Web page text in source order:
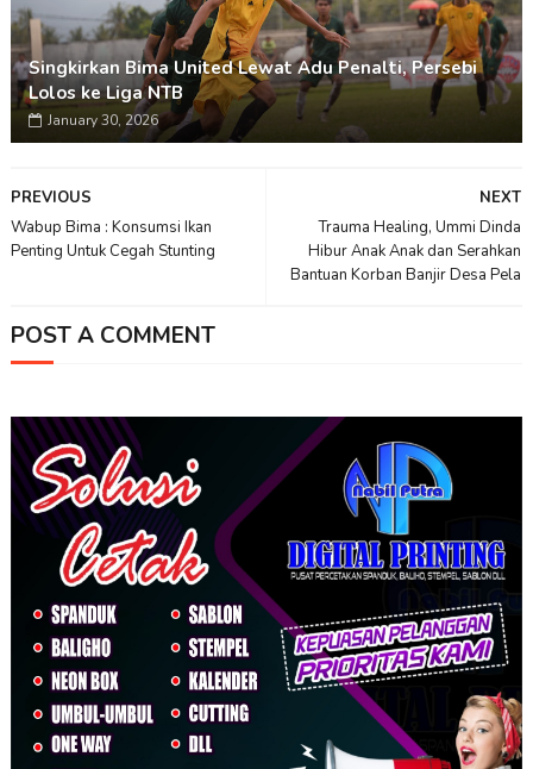
Singkirkan Bima United Lewat Adu Penalti, Persebi
Lolos ke Liga NTB
January 30, 2026
NEXT
Trauma Healing, Ummi Dinda
Hibur Anak Anak dan Serahkan
Bantuan Korban Banjir Desa Pela
PREVIOUS
Wabup Bima : Konsumsi Ikan
Penting Untuk Cegah Stunting
POST A COMMENT